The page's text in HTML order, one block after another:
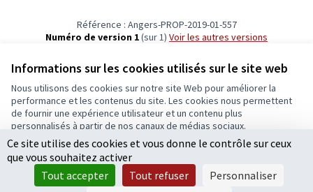
Informations sur les cookies utilisés sur le site web
Nous utilisons des cookies sur notre site Web pour améliorer la
performance et les contenus du site. Les cookies nous permettent
de fournir une expérience utilisateur et un contenu plus
personnalisés à partir de nos canaux de médias sociaux.
Tout accepter
Accepter seulement les cookies essentiels
Paramètres
Référence : Angers-PROP-2019-01-557
Numéro de version 1(sur 1)
voir les autres versions
Conditions d'utilisation
Paramètres des cookies
Ecrivons Angers sur X
(Lien externe)
Ecrivons Angers sur Facebook
(Lien externe)
Licence
(Lien
Ce site utilise des cookies et vous donne le contrôle sur ceux
que vous souhaitez activer
Tout accepter
Tout refuser
Personnaliser